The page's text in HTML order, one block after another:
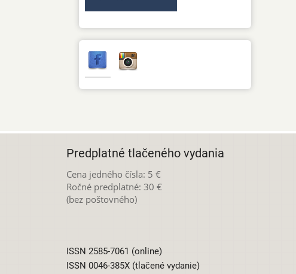
Predplatné tlačeného vydania
Cena jedného čísla: 5 €
Ročné predplatné: 30 €
(bez poštovného)
ISSN 2585-7061 (online)
ISSN 0046-385X (tlačené vydanie)